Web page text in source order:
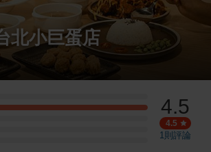
北小巨蛋店
4.5
4.5
1則評論